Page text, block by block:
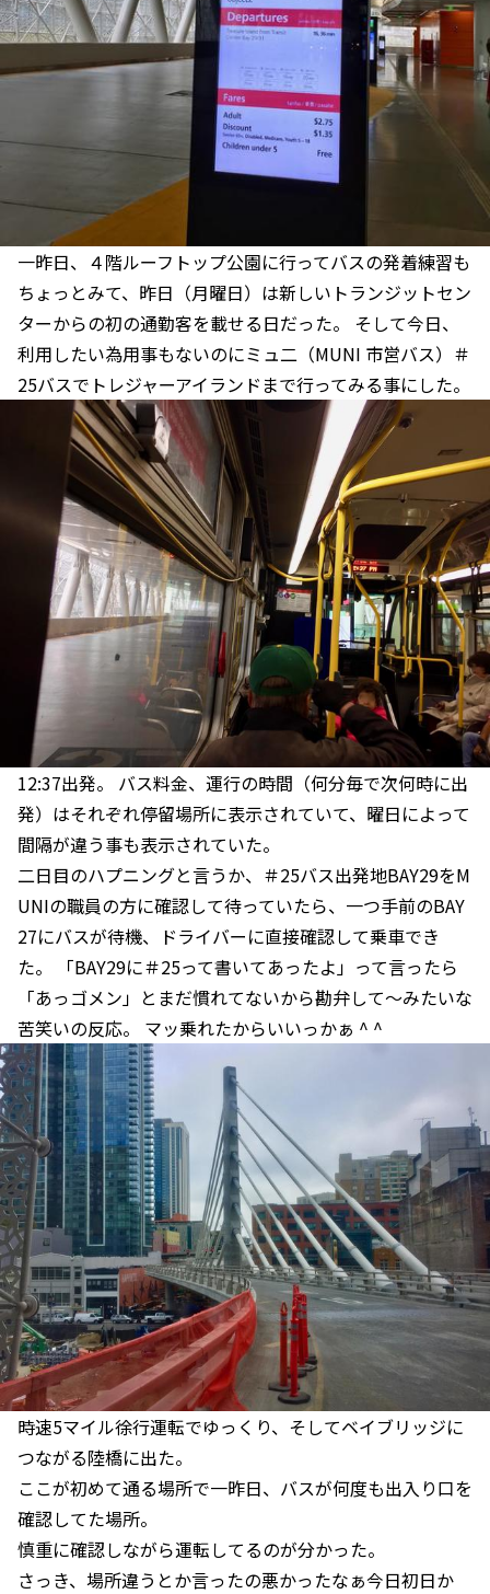
一昨日、４階ルーフトップ公園に行ってバスの発着練習も
ちょっとみて、昨日（月曜日）は新しいトランジットセン
ターからの初の通勤客を載せる日だった。 そして今日、
利用したい為用事もないのにミュ二（MUNI 市営バス）＃
25バスでトレジャーアイランドまで行ってみる事にした。
12:37出発。 バス料金、運行の時間（何分毎で次何時に出
発）はそれぞれ停留場所に表示されていて、曜日によって
間隔が違う事も表示されていた。
二日目のハプニングと言うか、＃25バス出発地BAY29をM
UNIの職員の方に確認して待っていたら、一つ手前のBAY
27にバスが待機、ドライバーに直接確認して乗車でき
た。 「BAY29に＃25って書いてあったよ」って言ったら
「あっゴメン」とまだ慣れてないから勘弁して〜みたいな
苦笑いの反応。 マッ乗れたからいいっかぁ ^ ^
時速5マイル徐行運転でゆっくり、そしてベイブリッジに
つながる陸橋に出た。
ここが初めて通る場所で一昨日、バスが何度も出入り口を
確認してた場所。
慎重に確認しながら運転してるのが分かった。
さっき、場所違うとか言ったの悪かったなぁ今日初日か